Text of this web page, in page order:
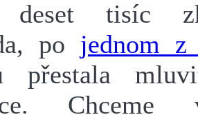
deset tisíc
po jednom
přestala
Chceme